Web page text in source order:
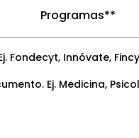
Programas**
Innóvate,
Ej. Medicina,